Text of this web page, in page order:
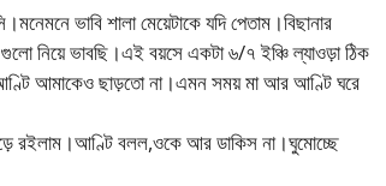
ভাবি শালা মেয়েটাকে যদি পেতাম।বিছানার
নিয়ে ভাবছি।এই বয়সে একটা ৬/৭ ইঞ্চি ল্যাওড়া ঠিক
আমাকেও ছাড়তো না।এমন সময় মা আর আণ্টি ঘরে
রইলাম।আণ্টি বলল,ওকে আর ডাকিস না।ঘুমোচ্ছে